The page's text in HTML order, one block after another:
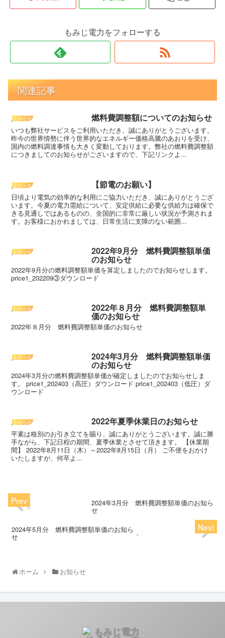
もみじ電力をフォローする
関連記事
お知らせ 燃料費調整額についてのお知らせ
いつも弊社サービスをご利用いただき、誠にありがとうございます。
昨今の世界情勢に伴う世界的なエネルギー価格高騰のあおりを受け、
国内の燃料調達事情も大きく変動しております。弊社の燃料費調整額
につきましてのお知らせがございますので、下記リンクよ...
お知らせ 【節電のお願い】
日頃より電気の効率的な利用にご協力いただき、誠にありがとうござ
います。今夏の電力需給について、安定供給に必要な供給力は確保で
きる見通しではあるものの、全国的に非常に厳しい状況が予測されま
す。お客様におかれましては、日常生活に支障のない範囲...
お知らせ 2022年9月分 燃料費調整額単価
のお知らせ
2022年9月分の燃料調整額単価を算定しましたのでお知らせします。
price1_202209③ダウンロード
お知らせ 2022年８月分 燃料費調整額単
価のお知らせ
2022年８月分 燃料費調整額単価のお知らせ
お知らせ 2024年3月分 燃料費調整額単価
のお知らせ
2024年3月分の燃料費調整額単価が確定しましたのでお知らせしま
す。 price1_202403（高圧）ダウンロード price1_202403（低圧）ダ
ウンロード
お知らせ 2022年夏季休業日のお知らせ
平素は格別のお引き立てを賜り、誠にありがとうございます。誠に勝
手ながら、下記日程の期間、夏季休業とさせて頂きます。 【休業期
間】 2022年8月11日（木）～2022年8月15日（月） ご不便をおかけ
いたしますが、何卒よ...
2024年3月分 燃料費調整額単価のお知ら
せ
2024年5月分 燃料費調整額単価のお知ら
せ
ホーム お知らせ